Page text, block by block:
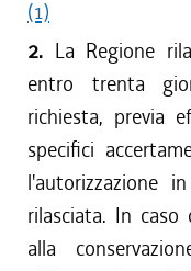
(1)
2. La Regione
entro trenta
richiesta, previa
specifici
l'autorizzazione
rilasciata. In caso
alla